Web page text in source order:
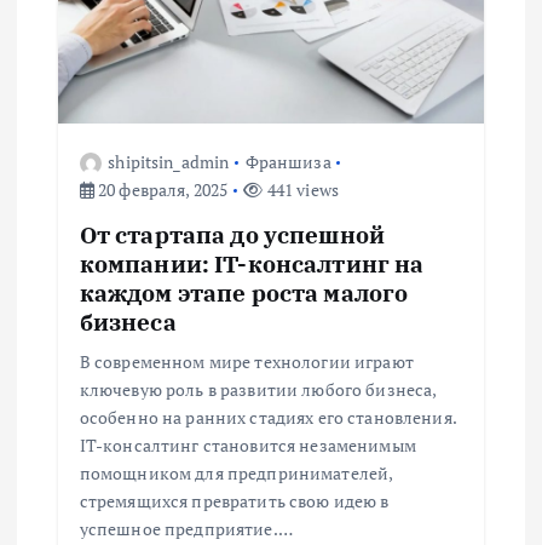
п
о
shipitsin_admin
Франшиза
20 февраля, 2025
441 views
От стартапа до успешной
компании: IT-консалтинг на
каждом этапе роста малого
бизнеса
В современном мире технологии играют
ключевую роль в развитии любого бизнеса,
особенно на ранних стадиях его становления.
IT-консалтинг становится незаменимым
помощником для предпринимателей,
стремящихся превратить свою идею в
успешное предприятие.…